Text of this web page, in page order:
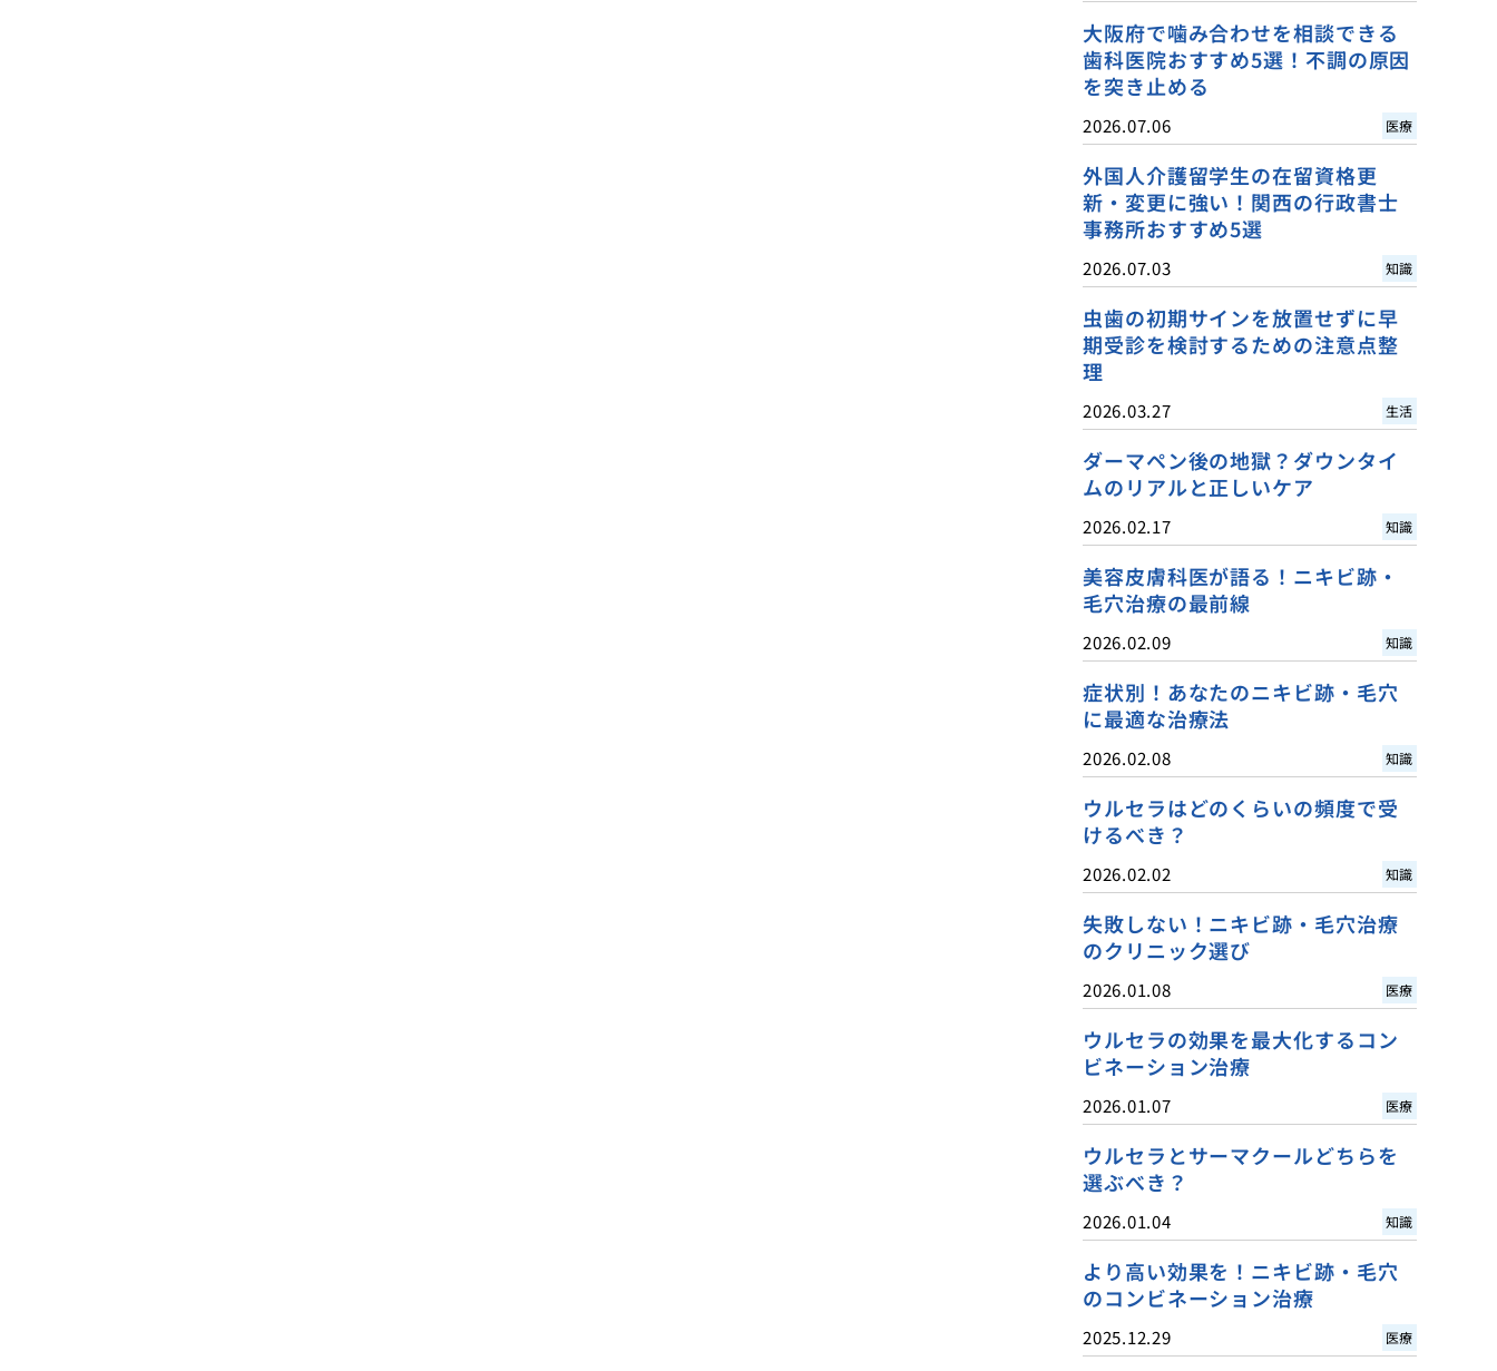
大阪府で噛み合わせを相談できる
歯科医院おすすめ5選！不調の原因
を突き止める
2026.07.06 医療
外国人介護留学生の在留資格更
新・変更に強い！関西の行政書士
事務所おすすめ5選
2026.07.03 知識
虫歯の初期サインを放置せずに早
期受診を検討するための注意点整
理
2026.03.27 生活
ダーマペン後の地獄？ダウンタイ
ムのリアルと正しいケア
2026.02.17 知識
美容皮膚科医が語る！ニキビ跡・
毛穴治療の最前線
2026.02.09 知識
症状別！あなたのニキビ跡・毛穴
に最適な治療法
2026.02.08 知識
ウルセラはどのくらいの頻度で受
けるべき？
2026.02.02 知識
失敗しない！ニキビ跡・毛穴治療
のクリニック選び
2026.01.08 医療
ウルセラの効果を最大化するコン
ビネーション治療
2026.01.07 医療
ウルセラとサーマクールどちらを
選ぶべき？
2026.01.04 知識
より高い効果を！ニキビ跡・毛穴
のコンビネーション治療
2025.12.29 医療